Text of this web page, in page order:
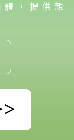
，提供親
＞